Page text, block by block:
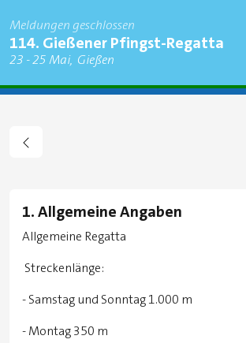
Meldungen geschlossen
Regatta
114. Gießener Pfingst-Regatta
Findet statt am
23 zu
-25 Mai Gießen
1. Allgemeine Angaben
Allgemeine Regatta
Streckenlänge:
- Samstag und Sonntag 1.000 m
- Montag 350 m